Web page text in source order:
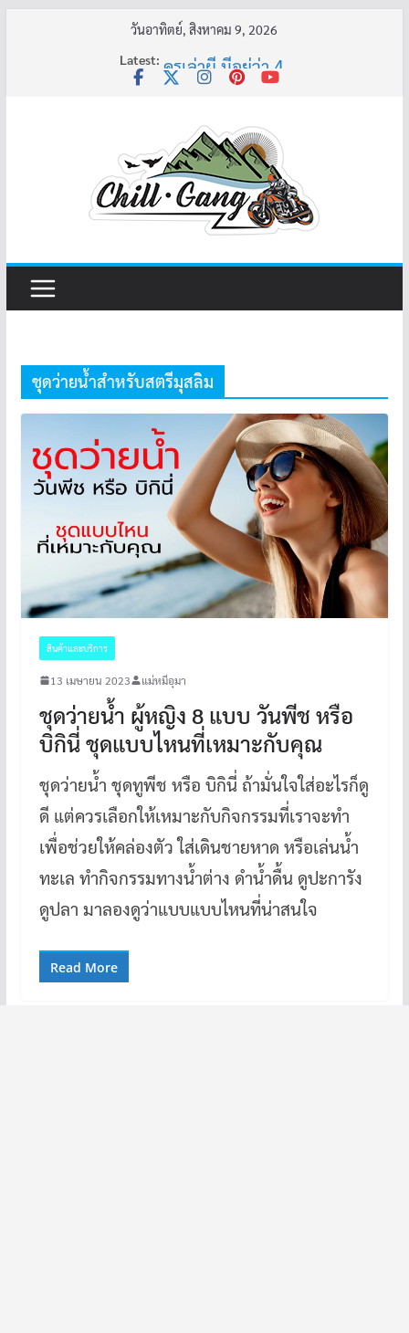
วันอาทิตย์, สิงหาคม 9, 2026
Latest: ครูเล่าผี มีอยู่ว่า 4
ครูเล่าผี มีอยู่ว่า 5
คุณยายบัวลอย
อ้วนแต่พยายาม 2
ชุดว่ายน้ำสำหรับสตรีมุสลิม
สินค้าและบริการ
13 เมษายน 2023 แม่หมีอุมา
ชุดว่ายน้ำ ผู้หญิง 8 แบบ วันพีช หรือ
บิกินี่ ชุดแบบไหนที่เหมาะกับคุณ
ชุดว่ายน้ำ ชุดทูพีช หรือ บิกินี่ ถ้ามั่นใจใส่อะไรก็ดู
ดี แต่ควรเลือกให้เหมาะกับกิจกรรมที่เราจะทำ
เพื่อช่วยให้คล่องตัว ใส่เดินชายหาด หรือเล่นน้ำ
ทะเล ทำกิจกรรมทางน้ำต่าง ดำน้ำดื้น ดูปะการัง
ดูปลา มาลองดูว่าแบบแบบไหนที่น่าสนใจ
Read More